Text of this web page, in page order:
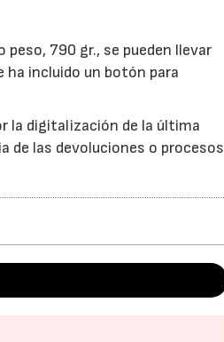
790 gr., se pueden llevar
ha incluido un botón para
la digitalización de la última
de las devoluciones o procesos